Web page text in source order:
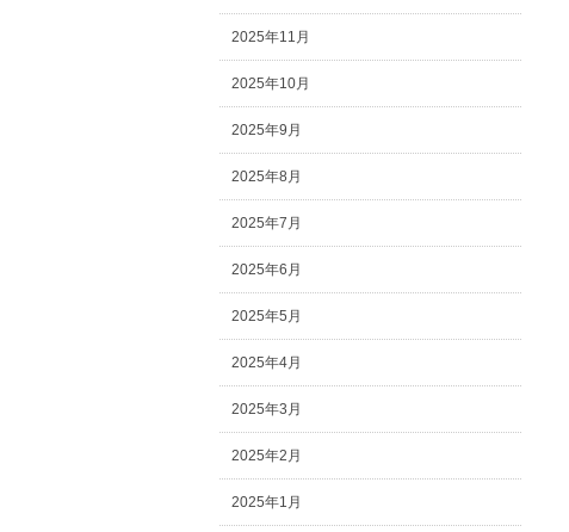
2025年11月
2025年10月
2025年9月
2025年8月
2025年7月
2025年6月
2025年5月
2025年4月
2025年3月
2025年2月
2025年1月